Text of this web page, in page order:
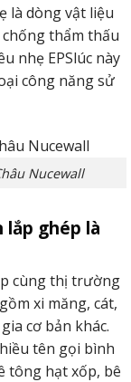
là dòng vật liệu
thẩm thấu
nhẹ EPSlúc này
công năng sử
Nucewall
lắp ghép là
cùng thị trường
xi măng, cát,
cơ bản khác.
tên gọi bình
tông hạt xốp, bê